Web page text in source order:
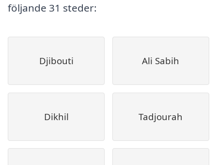
följande 31 steder:
Djibouti Ali Sabih
Dikhil Tadjourah